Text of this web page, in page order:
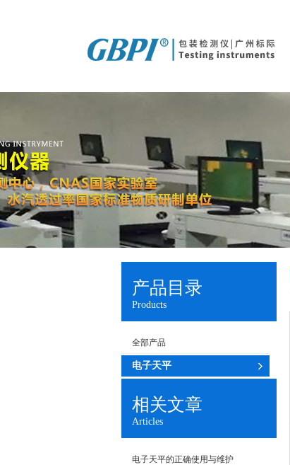
产品目录
Products
全部产品
电子天平
相关文章
Articles
电子天平的正确使用与维护